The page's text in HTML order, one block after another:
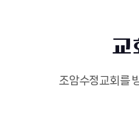
교
조암수정교회를